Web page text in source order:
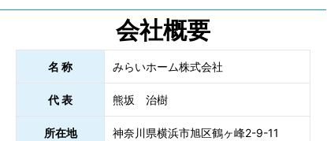
会社概要
名 称 みらいホーム株式会社
代 表 熊坂 治樹
所在地 神奈川県横浜市旭区鶴ヶ峰2-9-11